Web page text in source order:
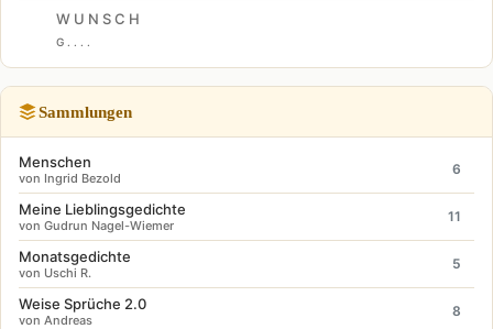
W U N S C H
G . . . .
Sammlungen
Menschen
von Ingrid Bezold
6
Meine Lieblingsgedichte
von Gudrun Nagel-Wiemer
11
Monatsgedichte
von Uschi R.
5
Weise Sprüche 2.0
von Andreas
8